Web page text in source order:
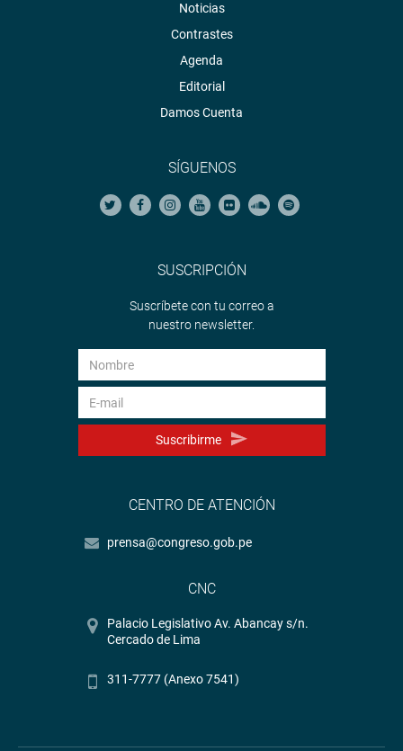
Noticias
Contrastes
Agenda
Editorial
Damos Cuenta
SÍGUENOS
SUSCRIPCIÓN
Suscríbete con tu correo a
nuestro newsletter.
Suscribirme
CENTRO DE ATENCIÓN
prensa@congreso.gob.pe
CNC
Palacio Legislativo Av. Abancay s/n.
Cercado de Lima
311-7777 (Anexo 7541)